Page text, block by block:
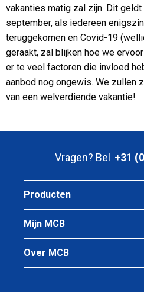
vakanties matig zal zijn. Dit
september, als iedereen
teruggekomen en Covid-19
geraakt, zal blijken hoe we
er te veel factoren die invloed
aanbod nog ongewis. We zullen
van een welverdiende vakantie!
Vragen? Bel +31
Producten
Mijn MCB
Over MCB